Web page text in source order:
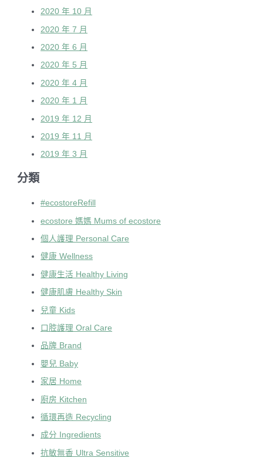
2020 年 10 月
2020 年 7 月
2020 年 6 月
2020 年 5 月
2020 年 4 月
2020 年 1 月
2019 年 12 月
2019 年 11 月
2019 年 3 月
分類
#ecostoreRefill
ecostore 媽媽 Mums of ecostore
個人護理 Personal Care
健康 Wellness
健康生活 Healthy Living
健康肌膚 Healthy Skin
兒童 Kids
口腔護理 Oral Care
品牌 Brand
嬰兒 Baby
家居 Home
廚房 Kitchen
循環再造 Recycling
成分 Ingredients
抗敏無香 Ultra Sensitive